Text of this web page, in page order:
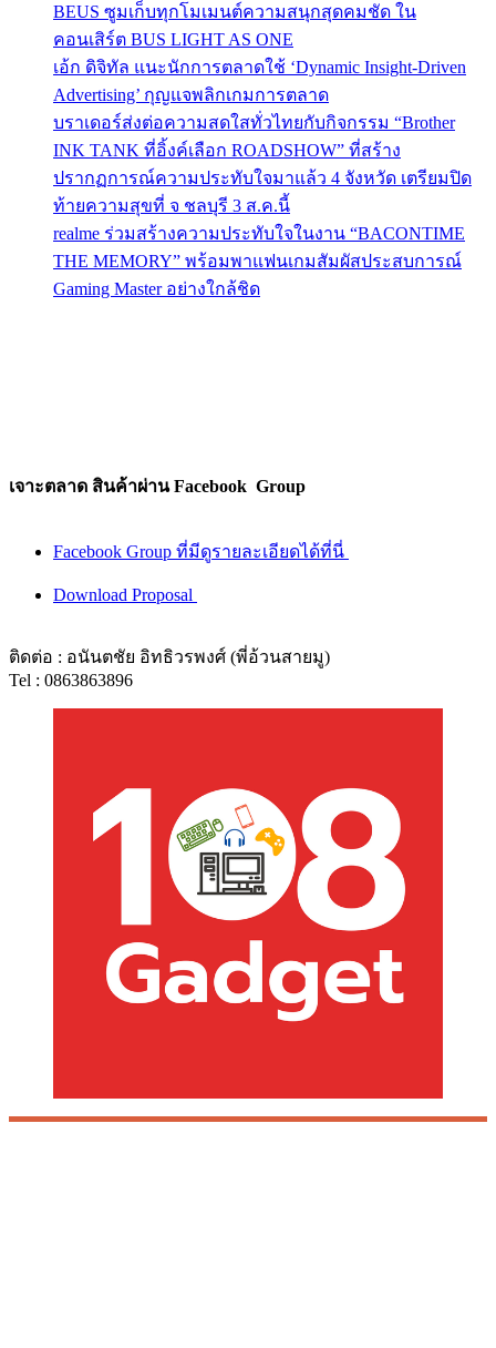
BEUS ซูมเก็บทุกโมเมนต์ความสนุกสุดคมชัด ใน
คอนเสิร์ต BUS LIGHT AS ONE
เอ้ก ดิจิทัล แนะนักการตลาดใช้ ‘Dynamic Insight-Driven
Advertising’ กุญแจพลิกเกมการตลาด
บราเดอร์ส่งต่อความสดใสทั่วไทยกับกิจกรรม “Brother
INK TANK ที่อิ้งค์เลือก ROADSHOW” ที่สร้าง
ปรากฏการณ์ความประทับใจมาแล้ว 4 จังหวัด เตรียมปิด
ท้ายความสุขที่ จ ชลบุรี 3 ส.ค.นี้
realme ร่วมสร้างความประทับใจในงาน “BACONTIME
THE MEMORY” พร้อมพาแฟนเกมสัมผัสประสบการณ์
Gaming Master อย่างใกล้ชิด
เจาะตลาด สินค้าผ่าน Facebook Group
Facebook Group ที่มีดูรายละเอียดได้ที่นี่
Download Proposal
ติดต่อ : อนันตชัย อิทธิวรพงศ์ (พี่อ้วนสายมู)
Tel : 0863863896